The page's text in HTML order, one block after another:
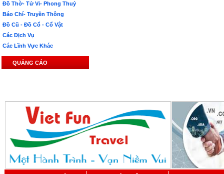
Đồ Thờ- Tử Vi- Phong Thuỷ
Báo Chí- Truyền Thông
Đồ Cũ - Đồ Cổ - Cổ Vật
Các Dịch Vụ
Các Lĩnh Vực Khác
QUẢNG CÁO